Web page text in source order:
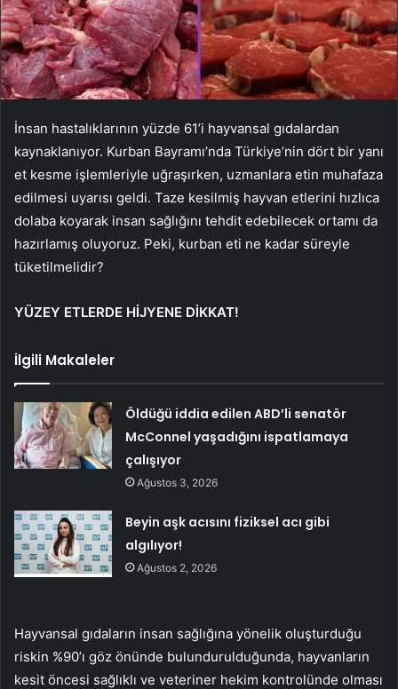
İnsan hastalıklarının yüzde 61’i hayvansal gıdalardan
kaynaklanıyor. Kurban Bayramı’nda Türkiye’nin dört bir yanı
et kesme işlemleriyle uğraşırken, uzmanlara etin muhafaza
edilmesi uyarısı geldi. Taze kesilmiş hayvan etlerini hızlıca
dolaba koyarak insan sağlığını tehdit edebilecek ortamı da
hazırlamış oluyoruz. Peki, kurban eti ne kadar süreyle
tüketilmelidir?
YÜZEY ETLERDE HİJYENE DİKKAT!
İlgili Makaleler
Öldüğü iddia edilen ABD’li senatör
McConnel yaşadığını ispatlamaya
çalışıyor
Ağustos 3, 2026
Beyin aşk acısını fiziksel acı gibi
algılıyor!
Ağustos 2, 2026
Hayvansal gıdaların insan sağlığına yönelik oluşturduğu
riskin %90’ı göz önünde bulundurulduğunda, hayvanların
kesit öncesi sağlıklı ve veteriner hekim kontrolünde olması